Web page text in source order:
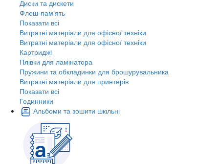
Диски та дискети
Флеш-пам'ять
Показати всі
Витратні матеріали для офісної техніки
Витратні матеріали для офісної техніки
Картриджi
Плівки для ламінатора
Пружини та обкладинки для брошурувальника
Витратні матеріали для принтерів
Показати всі
Годинники
Альбоми та зошити шкільні